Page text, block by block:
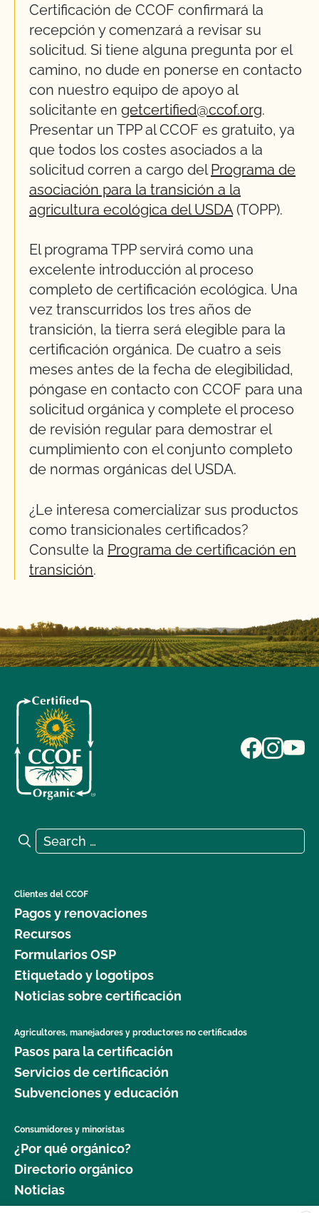
Certificación de CCOF confirmará la
recepción y comenzará a revisar su
solicitud. Si tiene alguna pregunta por el
camino, no dude en ponerse en contacto
con nuestro equipo de apoyo al
solicitante en getcertified@ccof.org.
Presentar un TPP al CCOF es gratuito, ya
que todos los costes asociados a la
solicitud corren a cargo delPrograma de
asociación para la transición a la
agricultura ecológica del USDA(TOPP).
El programa TPP servirá como una
excelente introducción al proceso
completo de certificación ecológica. Una
vez transcurridos los tres años de
transición, la tierra será elegible para la
certificación orgánica. De cuatro a seis
meses antes de la fecha de elegibilidad,
póngase en contacto con CCOF para una
solicitud orgánica y complete el proceso
de revisión regular para demostrar el
cumplimiento con el conjunto completo
de normas orgánicas del USDA.
¿Le interesa comercializar sus productos
como transicionales certificados?
Consulte la Programa de certificación en
transición.
Search for:
Search
Clientes del CCOF
Pagos y renovaciones
Recursos
Formularios OSP
Etiquetado y logotipos
Noticias sobre certificación
Agricultores, manejadores y productores no certificados
Pasos para la certificación
Servicios de certificación
Subvenciones y educación
Consumidores y minoristas
¿Por qué orgánico?
Directorio orgánico
Noticias